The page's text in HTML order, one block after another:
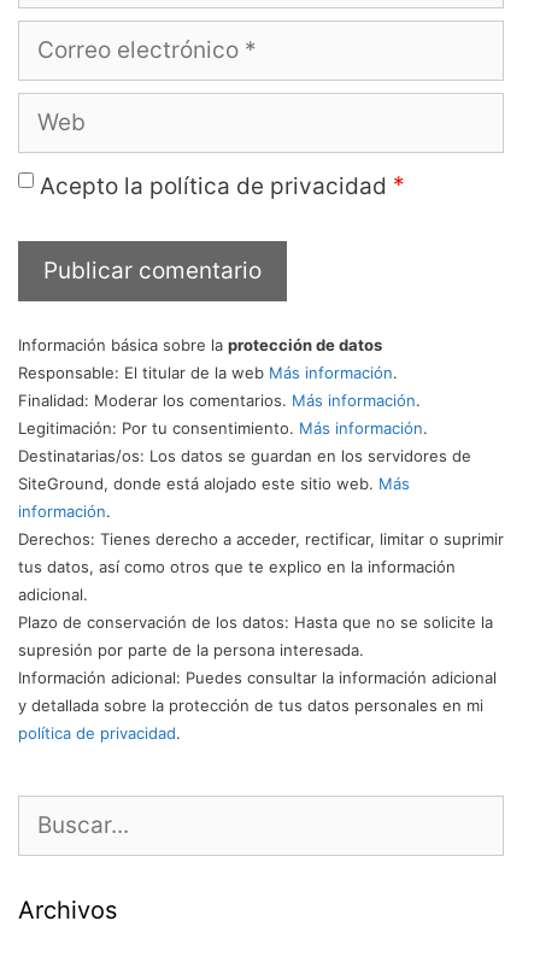
Correo
electrónico
Web
Acepto la política de privacidad *
Información básica sobre la protección de datos
Responsable: El titular de la web Más información.
Finalidad: Moderar los comentarios. Más información.
Legitimación: Por tu consentimiento. Más información.
Destinatarias/os: Los datos se guardan en los servidores de
SiteGround, donde está alojado este sitio web. Más
información.
Derechos: Tienes derecho a acceder, rectificar, limitar o suprimir
tus datos, así como otros que te explico en la información
adicional.
Plazo de conservación de los datos: Hasta que no se solicite la
supresión por parte de la persona interesada.
Información adicional: Puedes consultar la información adicional
y detallada sobre la protección de tus datos personales en mi
política de privacidad.
Buscar:
Archivos